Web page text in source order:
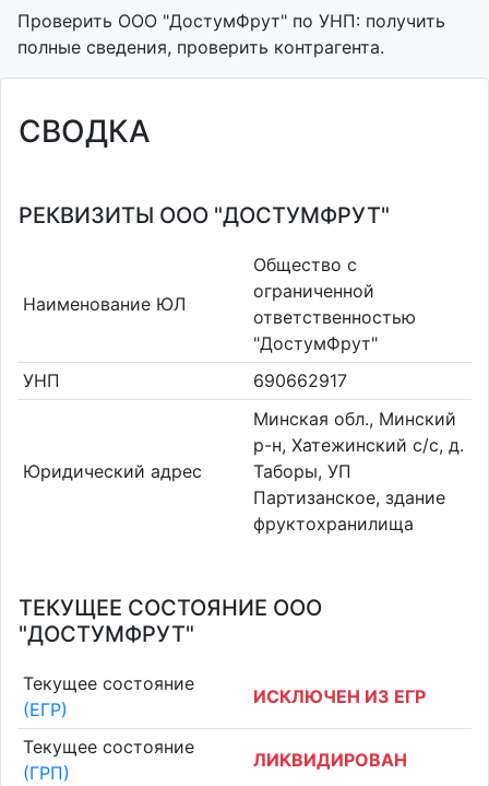
Проверить ООО "ДостумФрут" по УНП: получить
полные сведения, проверить контрагента.
СВОДКА
РЕКВИЗИТЫ ООО "ДОСТУМФРУТ"
Наименование ЮЛ
Общество с
ограниченной
ответственностью
"ДостумФрут"
УНП
690662917
Юридический адрес
Минская обл., Минский
р-н, Хатежинский с/с, д.
Таборы, УП
Партизанское, здание
фруктохранилища
ТЕКУЩЕЕ СОСТОЯНИЕ ООО
"ДОСТУМФРУТ"
Текущее состояние
(ЕГР)
ИСКЛЮЧЕН ИЗ ЕГР
Текущее состояние
(ГРП)
ЛИКВИДИРОВАН